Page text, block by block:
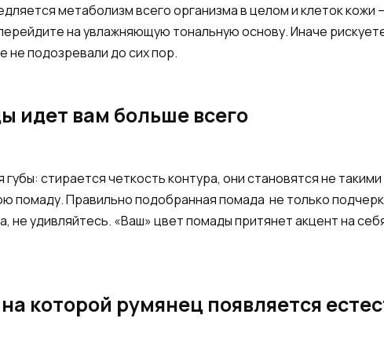
метаболизм всего организма в целом и клеток кожи
на увлажняющую тональную основу. Иначе
не подозревали до сих пор.
идет вам больше всего
стирается четкость контура, они становятся не такими
помаду. Правильно подобранная помада не только
удивляйтесь. «Ваш» цвет помады притянет акцент на
которой румянец появляется